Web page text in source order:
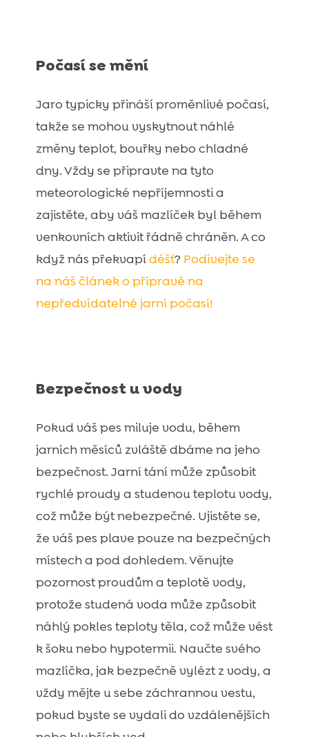
Počasí se mění
Jaro typicky přináší proměnlivé počasí,
takže se mohou vyskytnout náhlé
změny teplot, bouřky nebo chladné
dny. Vždy se připravte na tyto
meteorologické nepříjemnosti a
zajistěte, aby váš mazlíček byl během
venkovních aktivit řádně chráněn. A co
když nás překvapídéšť? Podívejte se
na náš článek o přípravě na
nepředvídatelné jarní počasí!
Bezpečnost u vody
Pokud váš pes miluje vodu, během
jarních měsíců zvláště dbáme na jeho
bezpečnost. Jarní tání může způsobit
rychlé proudy a studenou teplotu vody,
což může být nebezpečné. Ujistěte se,
že váš pes plave pouze na bezpečných
místech a pod dohledem. Věnujte
pozornost proudům a teplotě vody,
protože studená voda může způsobit
náhlý pokles teploty těla, což může vést
k šoku nebo hypotermii. Naučte svého
mazlíčka, jak bezpečně vylézt z vody, a
vždy mějte u sebe záchrannou vestu,
pokud byste se vydali do vzdálenějších